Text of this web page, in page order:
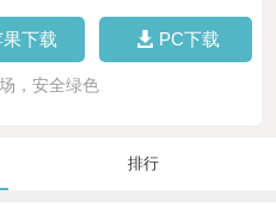
下载 PC下载
，安全绿色
排行